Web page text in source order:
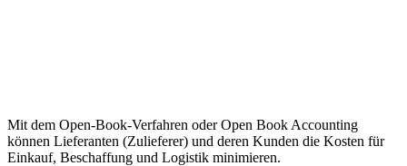
Mit dem Open-Book-Verfahren oder Open Book Accounting
können Lieferanten (Zulieferer) und deren Kunden die Kosten für
Einkauf, Beschaffung und Logistik minimieren.